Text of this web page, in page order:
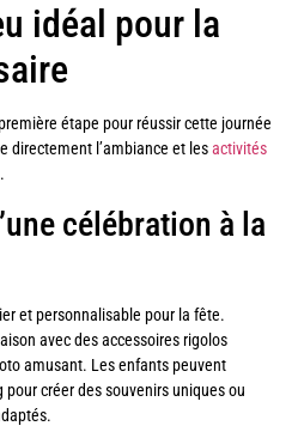
idéal pour la
étape pour réussir cette journée
directement l’ambiance et lesactivités
.
célébration à la
et personnalisable pour la fête.
avec des accessoires rigolos
amusant. Les enfants peuvent
créer des souvenirs uniques ou